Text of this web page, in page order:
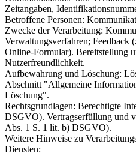
Zeitangaben,
Betroffene Personen:
Zwecke der Verarbeitung:
Verwaltungsverfahren; Feedback
Online-Formular). Bereitstellung
Nutzerfreundlichkeit.
Aufbewahrung und Löschung:
Abschnitt "Allgemeine
Löschung".
Rechtsgrundlagen: Berechtigte
DSGVO). Vertragserfüllung und
Abs. 1 S. 1 lit. b) DSGVO).
Weitere Hinweise zu
Diensten: